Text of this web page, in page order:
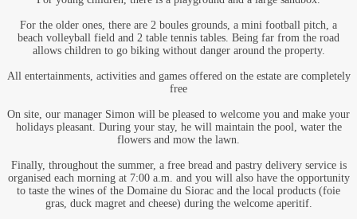
For the older ones, there are 2 boules grounds, a mini football pitch, a
beach volleyball field and 2 table tennis tables. Being far from the road
allows children to go biking without danger around the property.
All entertainments, activities and games offered on the estate are completely
free
On site, our manager Simon will be pleased to welcome you and make your
holidays pleasant. During your stay, he will maintain the pool, water the
flowers and mow the lawn.
Finally, throughout the summer, a free bread and pastry delivery service is
organised each morning at 7:00 a.m. and you will also have the opportunity
to taste the wines of the Domaine du Siorac and the local products (foie
gras, duck magret and cheese) during the welcome aperitif.